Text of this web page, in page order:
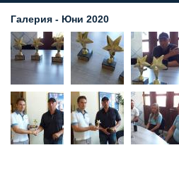
Галерия - Юни 2020